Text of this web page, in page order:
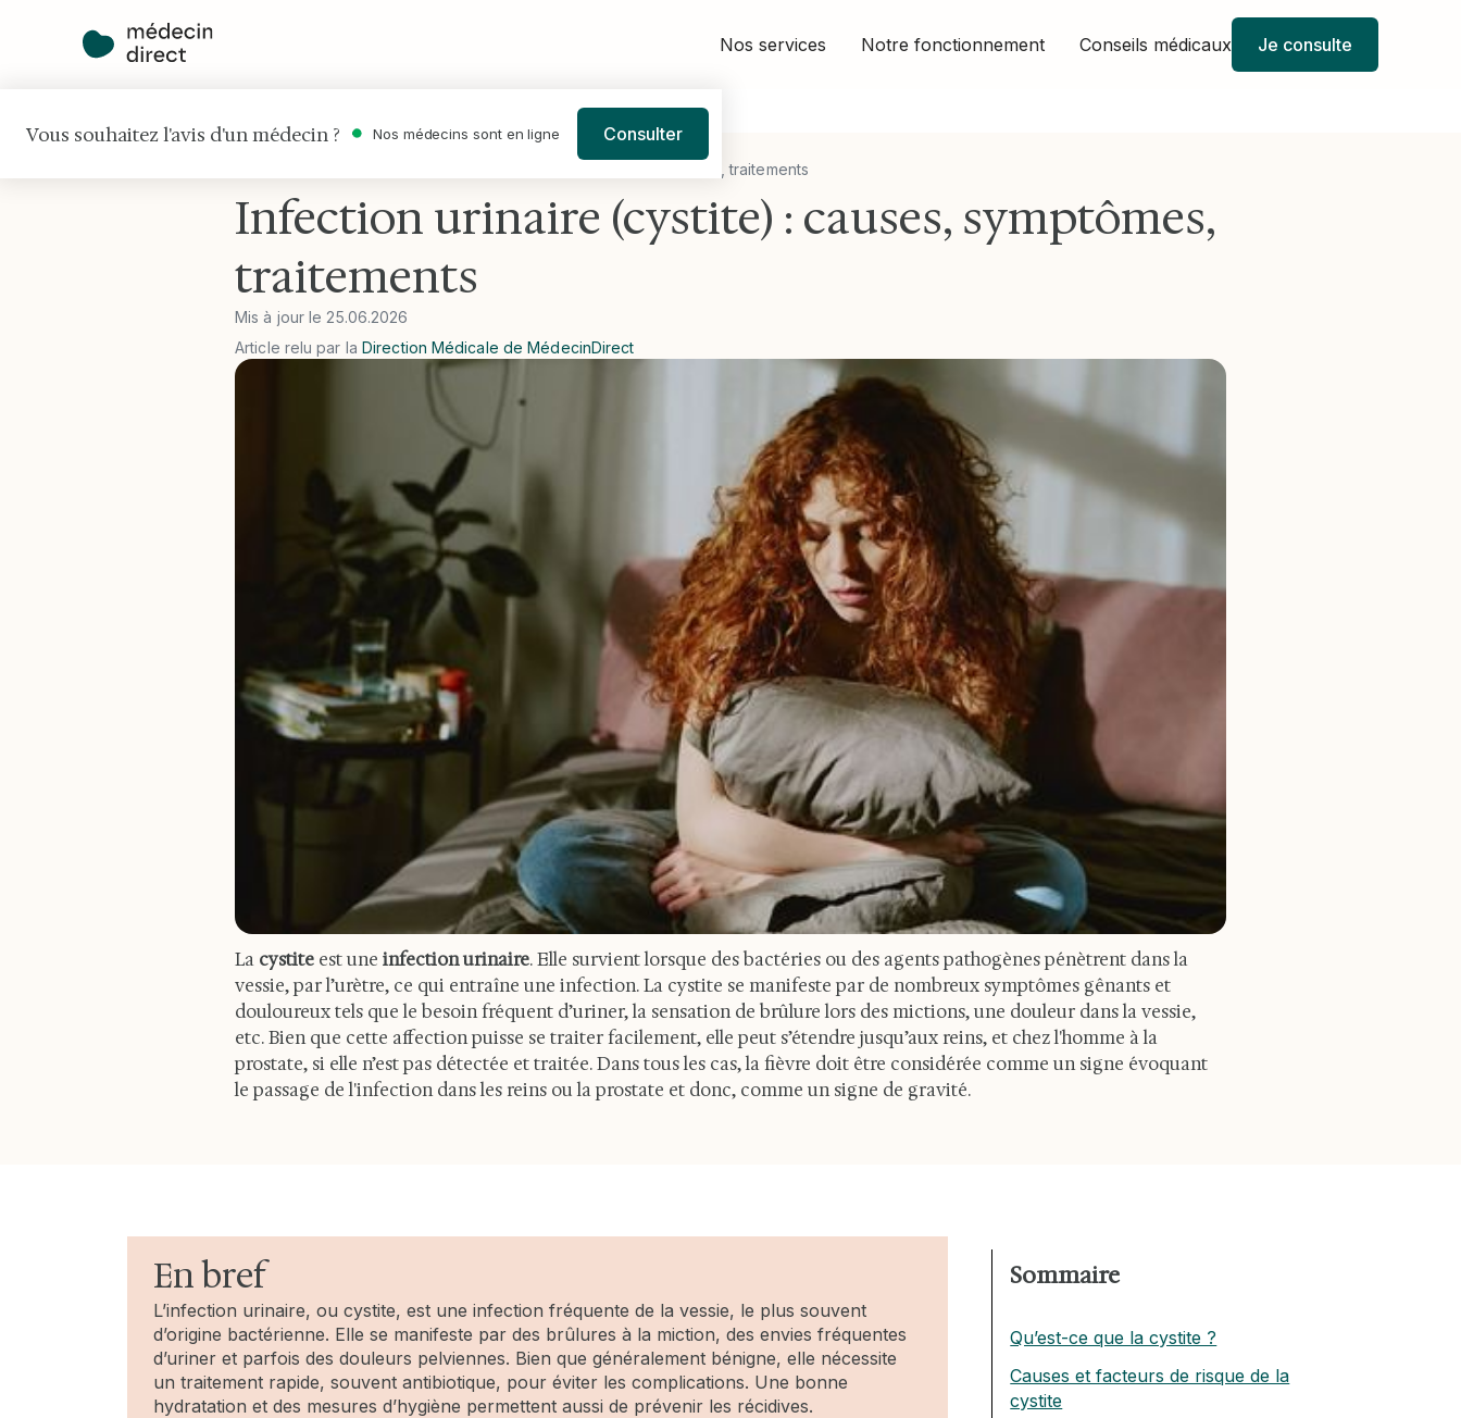
Nos services Notre fonctionnement Conseils médicaux Je consulte
Vous souhaitez l'avis d'un médecin ? Nos médecins sont en ligne Consulter
Infection urinaire (cystite) : causes, symptômes, traitements
Infection urinaire (cystite) : causes, symptômes,
traitements
Mis à jour le 25.06.2026
Article relu par la Direction Médicale de MédecinDirect
La cystite est une infection urinaire. Elle survient lorsque des bactéries ou des agents pathogènes pénètrent dans la
vessie, par l’urètre, ce qui entraîne une infection. La cystite se manifeste par de nombreux symptômes gênants et
douloureux tels que le besoin fréquent d’uriner, la sensation de brûlure lors des mictions, une douleur dans la vessie,
etc. Bien que cette affection puisse se traiter facilement, elle peut s’étendre jusqu’aux reins, et chez l'homme à la
prostate, si elle n’est pas détectée et traitée. Dans tous les cas, la fièvre doit être considérée comme un signe évoquant
le passage de l'infection dans les reins ou la prostate et donc, comme un signe de gravité.
Sommaire
Qu’est-ce que la cystite ?
Causes et facteurs de risque de la
cystite
En bref
L’infection urinaire, ou cystite, est une infection fréquente de la vessie, le plus souvent
d’origine bactérienne. Elle se manifeste par des brûlures à la miction, des envies fréquentes
d’uriner et parfois des douleurs pelviennes. Bien que généralement bénigne, elle nécessite
un traitement rapide, souvent antibiotique, pour éviter les complications. Une bonne
hydratation et des mesures d’hygiène permettent aussi de prévenir les récidives.